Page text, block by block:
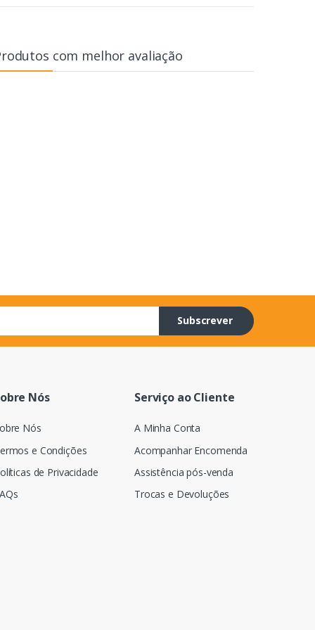
com melhor avaliação
Subscrever
Nós
Nós
e Condições
de Privacidade
Serviço ao Cliente
A Minha Conta
Acompanhar Encomenda
Assistência pós-venda
Trocas e Devoluções